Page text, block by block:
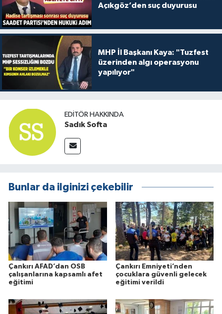
Açıkgöz’den suç duyurusu
MHP İl Başkanı Kaya: "Tuzfest
üzerinden algı operasyonu
yapılıyor"
EDITÖR HAKKINDA
Sadık Softa
Bunlar da ilginizi çekebilir
Çankırı AFAD’dan OSB
çalışanlarına kapsamlı afet
eğitimi
Çankırı Emniyeti’nden
çocuklara güvenli gelecek
eğitimi verildi